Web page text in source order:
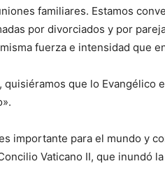
familiares. Estamos
por divorciados y por
fuerza e intensidad que
quisiéramos que lo Evangélico
importante para el mundo y
Vaticano II, que inundó